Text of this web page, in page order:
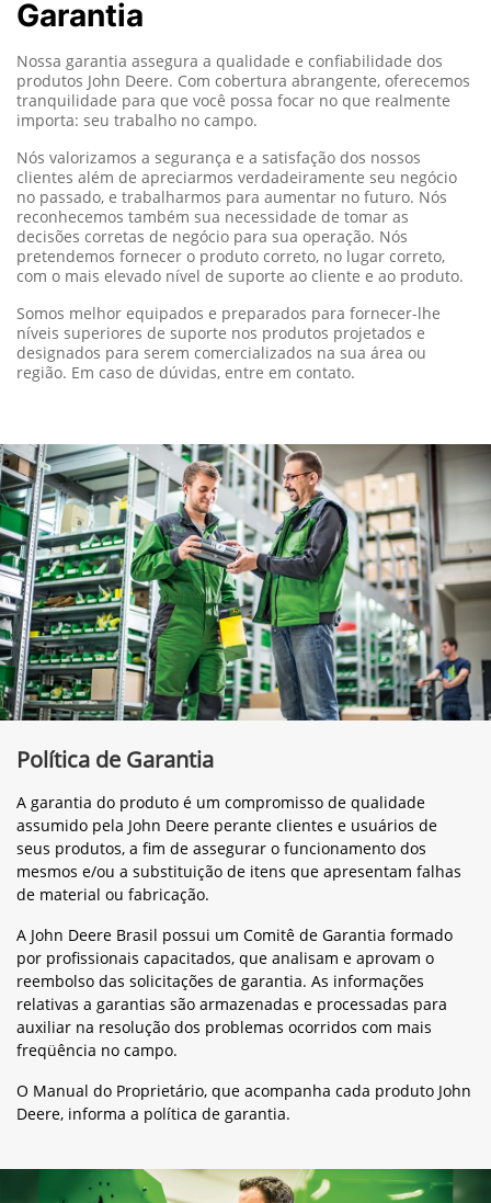
Garantia
Nossa garantia assegura a qualidade e confiabilidade dos
produtos John Deere. Com cobertura abrangente, oferecemos
tranquilidade para que você possa focar no que realmente
importa: seu trabalho no campo.
Nós valorizamos a segurança e a satisfação dos nossos
clientes além de apreciarmos verdadeiramente seu negócio
no passado, e trabalharmos para aumentar no futuro. Nós
reconhecemos também sua necessidade de tomar as
decisões corretas de negócio para sua operação. Nós
pretendemos fornecer o produto correto, no lugar correto,
com o mais elevado nível de suporte ao cliente e ao produto.
Somos melhor equipados e preparados para fornecer-lhe
níveis superiores de suporte nos produtos projetados e
designados para serem comercializados na sua área ou
região. Em caso de dúvidas, entre em contato.
Política de Garantia
A garantia do produto é um compromisso de qualidade
assumido pela John Deere perante clientes e usuários de
seus produtos, a fim de assegurar o funcionamento dos
mesmos e/ou a substituição de itens que apresentam falhas
de material ou fabricação.
A John Deere Brasil possui um Comitê de Garantia formado
por profissionais capacitados, que analisam e aprovam o
reembolso das solicitações de garantia. As informações
relativas a garantias são armazenadas e processadas para
auxiliar na resolução dos problemas ocorridos com mais
freqüência no campo.
O Manual do Proprietário, que acompanha cada produto John
Deere, informa a política de garantia.